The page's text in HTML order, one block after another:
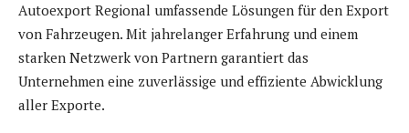
Autoexport Regional umfassende Lösungen für den Export
von Fahrzeugen. Mit jahrelanger Erfahrung und einem
starken Netzwerk von Partnern garantiert das
Unternehmen eine zuverlässige und effiziente Abwicklung
aller Exporte.